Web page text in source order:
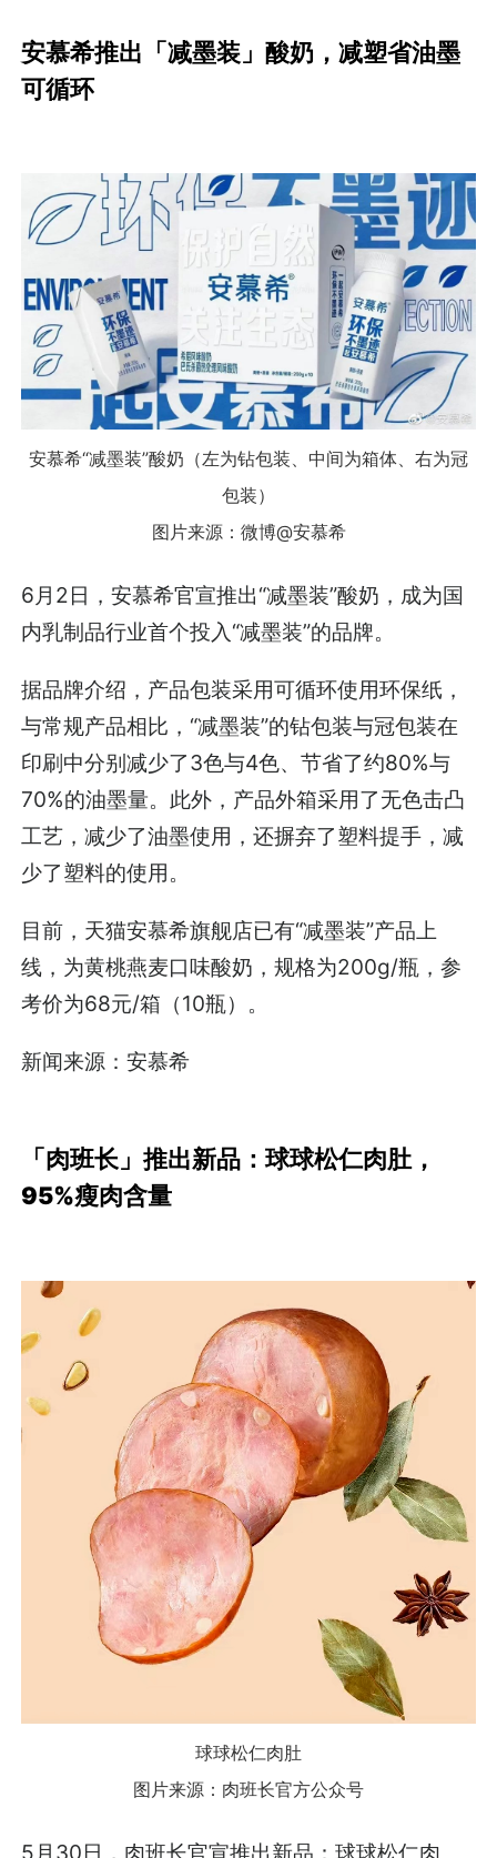
安慕希推出「减墨装」酸奶，减塑省油墨
可循环
安慕希“减墨装”酸奶（左为钻包装、中间为箱体、右为冠
包装）
图片来源：微博@安慕希
6月2日，安慕希官宣推出“减墨装”酸奶，成为国
内乳制品行业首个投入“减墨装”的品牌。
据品牌介绍，产品包装采用可循环使用环保纸，
与常规产品相比，“减墨装”的钻包装与冠包装在
印刷中分别减少了3色与4色、节省了约80%与
70%的油墨量。此外，产品外箱采用了无色击凸
工艺，减少了油墨使用，还摒弃了塑料提手，减
少了塑料的使用。
目前，天猫安慕希旗舰店已有“减墨装”产品上
线，为黄桃燕麦口味酸奶，规格为200g/瓶，参
考价为68元/箱（10瓶）。
新闻来源：安慕希
「肉班长」推出新品：球球松仁肉肚，
95%瘦肉含量
球球松仁肉肚
图片来源：肉班长官方公众号
5月30日，肉班长官宣推出新品：球球松仁肉